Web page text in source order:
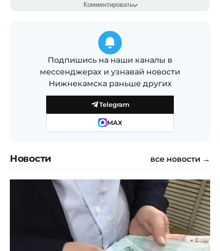
Комментировать
Подпишись на наши каналы в
мессенджерах и узнавай новости
Нижнекамска раньше других
Telegram
MAX
Новости все новости →